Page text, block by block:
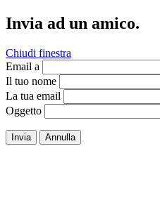
Invia ad un amico.
Chiudi finestra
Email a
Il tuo nome
La tua email
Oggetto
Invia Annulla